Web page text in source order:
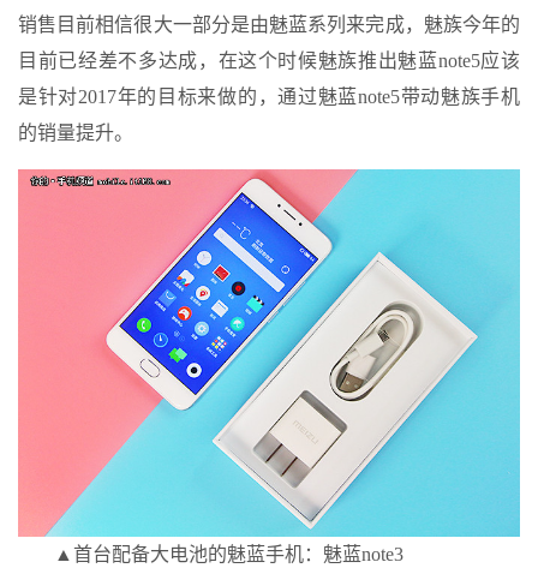
销售目前相信很大一部分是由魅蓝系列来完成，魅族今年的
目前已经差不多达成，在这个时候魅族推出魅蓝note5应该
是针对2017年的目标来做的，通过魅蓝note5带动魅族手机
的销量提升。
▲首台配备大电池的魅蓝手机：魅蓝note3